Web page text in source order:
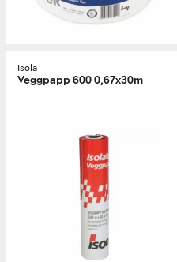
Isola
Veggpapp 600 0,67x30m